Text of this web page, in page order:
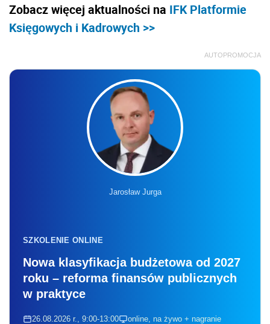
Zobacz więcej aktualności na IFK Platformie
Księgowych i Kadrowych >>
AUTOPROMOCJA
Jarosław Jurga
SZKOLENIE ONLINE
Nowa klasyfikacja budżetowa od 2027
roku – reforma finansów publicznych
w praktyce
26.08.2026 r., 9:00-13:00 online, na żywo + nagranie